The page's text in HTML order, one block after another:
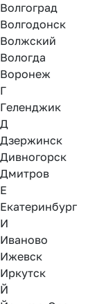
Волгоград
Волгодонск
Волжский
Вологда
Воронеж
Г
Геленджик
Д
Дзержинск
Дивногорск
Дмитров
Е
Екатеринбург
И
Иваново
Ижевск
Иркутск
Й